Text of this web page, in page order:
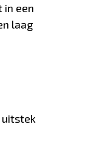
een
laag
uitstek